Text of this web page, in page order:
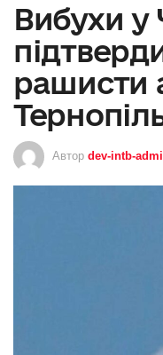
Вибухи у
рашисти
Автор dev-intb-